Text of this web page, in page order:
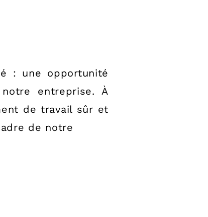
: une opportunité
entreprise. À
de travail sûr et
de notre